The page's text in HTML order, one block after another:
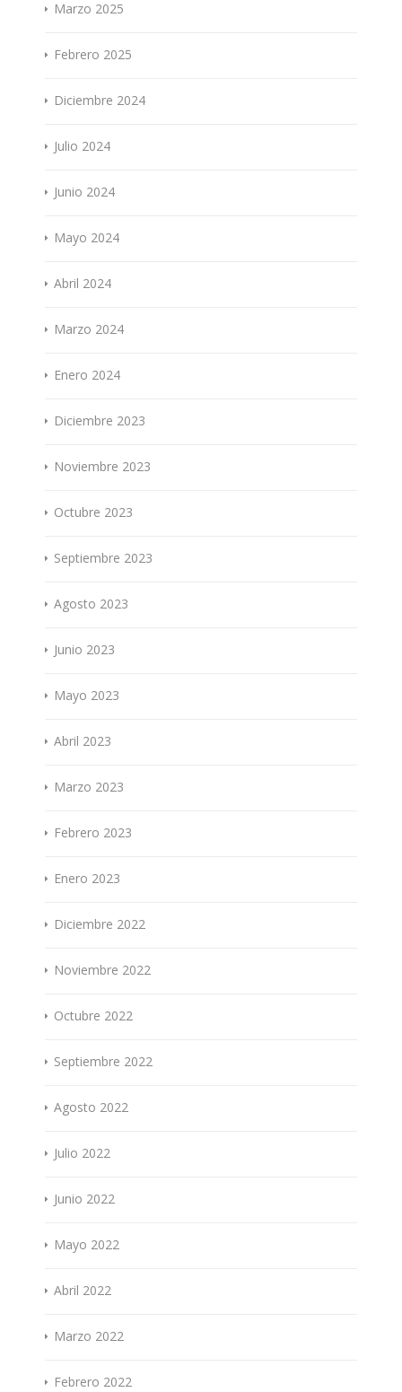
Marzo 2025
Febrero 2025
Diciembre 2024
Julio 2024
Junio 2024
Mayo 2024
Abril 2024
Marzo 2024
Enero 2024
Diciembre 2023
Noviembre 2023
Octubre 2023
Septiembre 2023
Agosto 2023
Junio 2023
Mayo 2023
Abril 2023
Marzo 2023
Febrero 2023
Enero 2023
Diciembre 2022
Noviembre 2022
Octubre 2022
Septiembre 2022
Agosto 2022
Julio 2022
Junio 2022
Mayo 2022
Abril 2022
Marzo 2022
Febrero 2022